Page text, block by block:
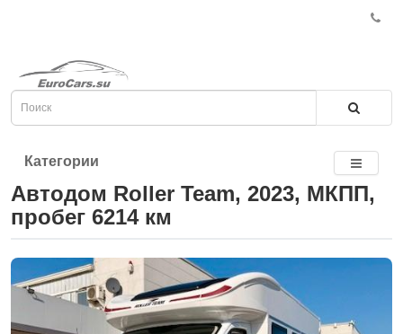
Категории
Автодом Roller Team, 2023, МКПП,
пробег 6214 км